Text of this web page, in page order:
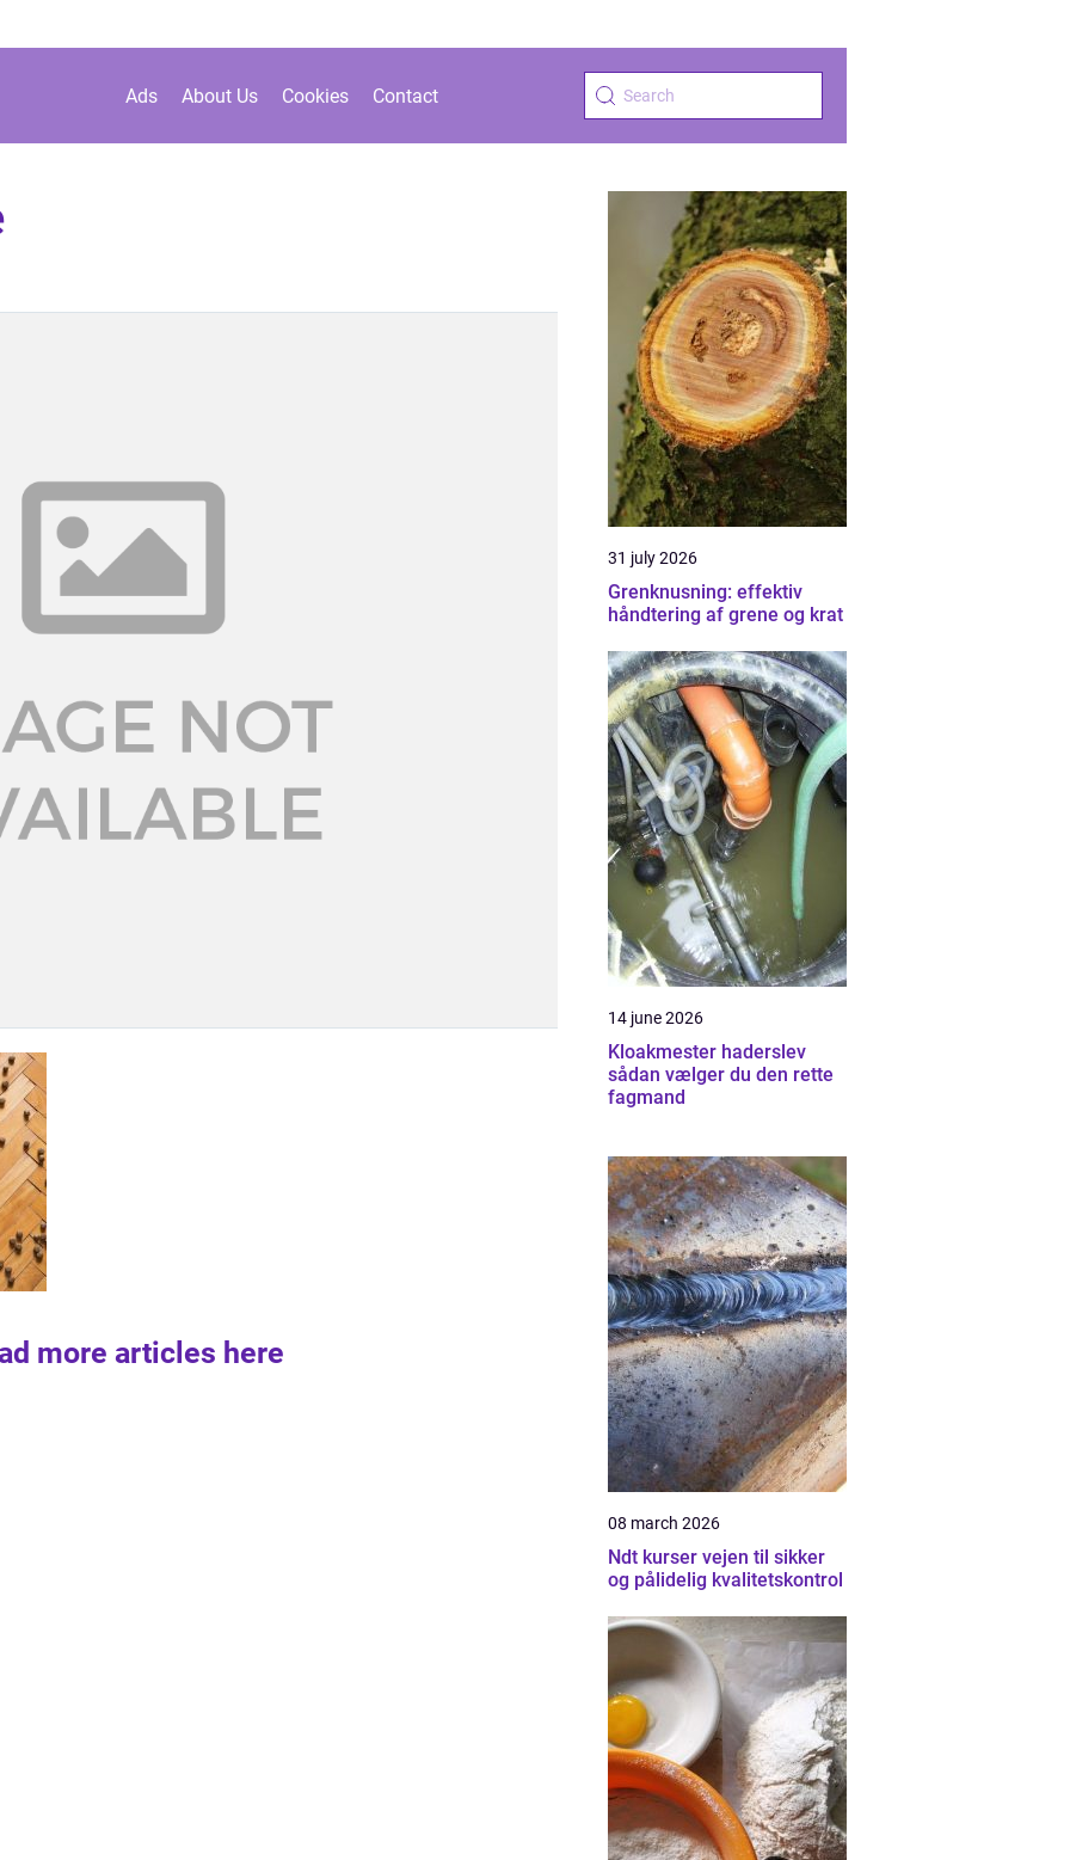
Ads About Us Cookies Contact
more articles here
31 july 2026
Grenknusning: effektiv
håndtering af grene og krat
14 june 2026
Kloakmester haderslev
sådan vælger du den rette
fagmand
08 march 2026
Ndt kurser vejen til sikker
og pålidelig kvalitetskontrol